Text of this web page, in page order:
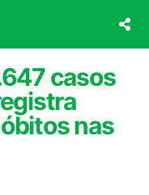
casos
nas